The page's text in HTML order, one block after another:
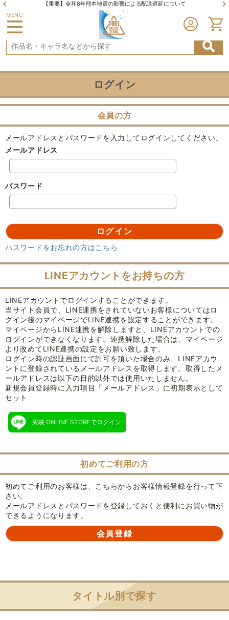
【重要】令和8年熊本地震の影響による配送遅延について
MENU
ログイン
会員の方
メールアドレスとパスワードを入力してログインしてください。
メールアドレス
パスワード
パスワードをお忘れの方はこちら
LINEアカウントをお持ちの方
LINEアカウントでログインすることができます。
当サイト会員で、LINE連携をされていないお客様についてはロ
グイン後のマイページでLINE連携を設定することができます。
マイページからLINE連携を解除しますと、LINEアカウントでの
ログインができなくなります。連携解除した場合は、マイページ
より改めてLINE連携の設定をお願い致します。
ログイン時の認証画面にて許可を頂いた場合のみ、LINEアカウ
ントに登録されているメールアドレスを取得します。取得したメ
ールアドレスは以下の目的以外では使用いたしません。
新規会員登録時に入力項目「メールアドレス」に初期表示として
セット
東映 ONLINE STOREでログイン
初めてご利用の方
初めてご利用のお客様は、こちらからお客様情報登録を行って下
さい。
メールアドレスとパスワードを登録しておくと便利にお買い物が
できるようになります。
タイトル別で探す